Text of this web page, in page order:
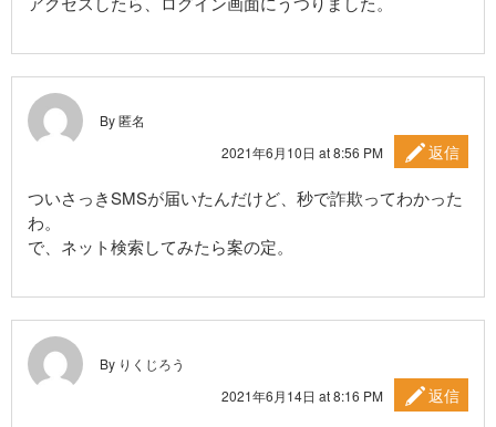
By 匿名
2021年6月10日 at 8:56 PM
返信
ついさっきSMSが届いたんだけど、秒で詐欺ってわかった
わ。
で、ネット検索してみたら案の定。
By りくじろう
2021年6月14日 at 8:16 PM
返信